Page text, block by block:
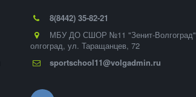
8(8442) 35-82-21
МБУ ДО СШОР №11 "Зенит-Волгоград"
олгоград, ул. Таращанцев, 72
sportschool11@volgadmin.ru